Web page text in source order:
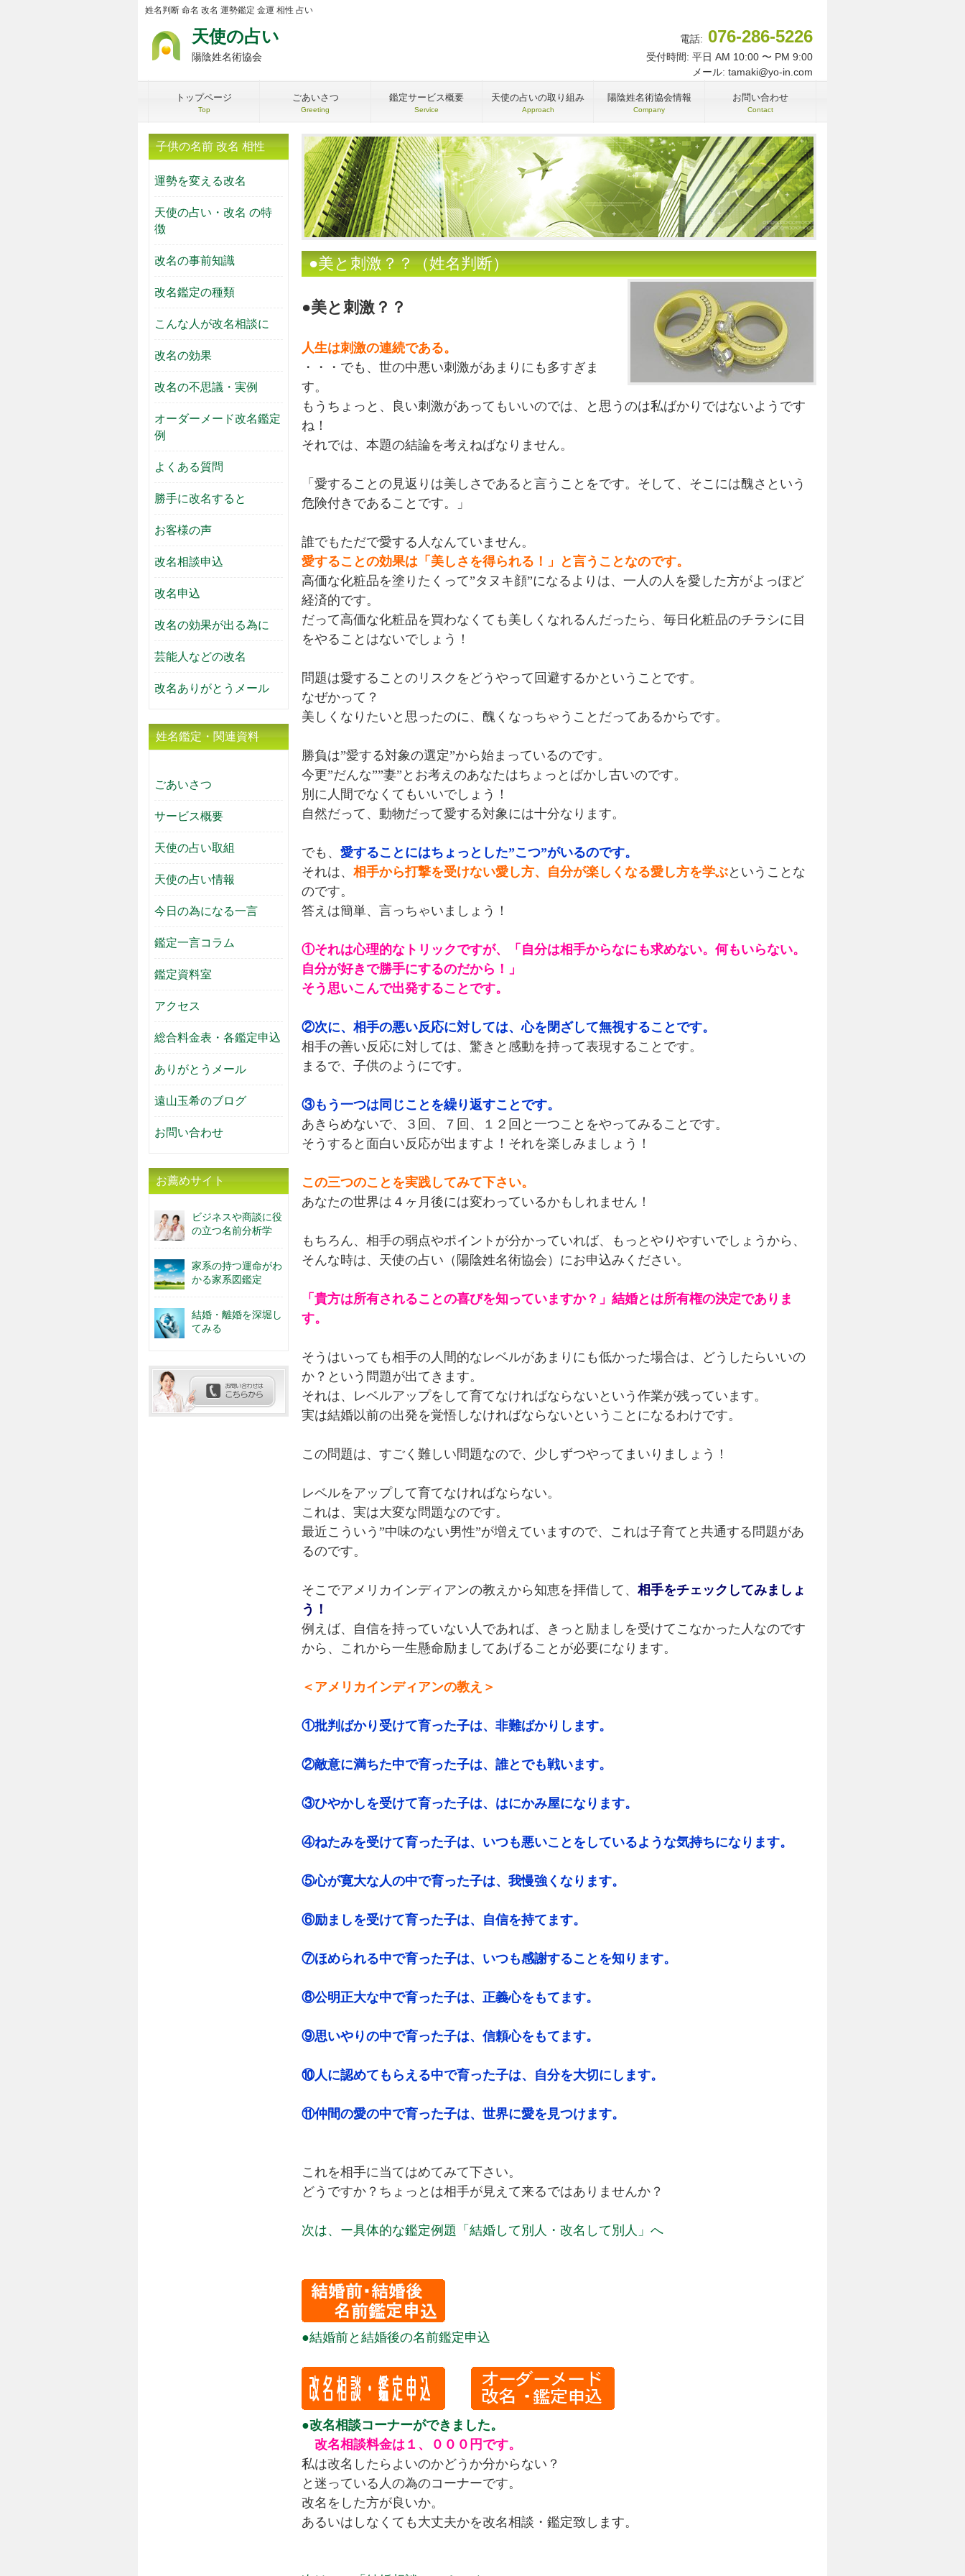
姓名判断 命名 改名 運勢鑑定 金運 相性 占い
天使の占い
陽陰姓名術協会
電話: 076-286-5226
受付時間: 平日 AM 10:00 〜 PM 9:00
メール: tamaki@yo-in.com
トップページ
Top
ごあいさつ
Greeting
鑑定サービス概要
Service
天使の占いの取り組み
Approach
陽陰姓名術協会情報
Company
お問い合わせ
Contact
●美と刺激？？（姓名判断）
●美と刺激？？
人生は刺激の連続である。
・・・でも、世の中悪い刺激があまりにも多すぎま
す。
もうちょっと、良い刺激があってもいいのでは、と思うのは私ばかりではないようです
ね！
それでは、本題の結論を考えねばなりません。
「愛することの見返りは美しさであると言うことをです。そして、そこには醜さという
危険付きであることです。」
誰でもただで愛する人なんていません。
愛することの効果は「美しさを得られる！」と言うことなのです。
高価な化粧品を塗りたくって”タヌキ顔”になるよりは、一人の人を愛した方がよっぽど
経済的です。
だって高価な化粧品を買わなくても美しくなれるんだったら、毎日化粧品のチラシに目
をやることはないでしょう！
問題は愛することのリスクをどうやって回避するかということです。
なぜかって？
美しくなりたいと思ったのに、醜くなっちゃうことだってあるからです。
勝負は”愛する対象の選定”から始まっているのです。
今更”だんな””妻”とお考えのあなたはちょっとばかし古いのです。
別に人間でなくてもいいでしょう！
自然だって、動物だって愛する対象には十分なります。
でも、 愛することにはちょっとした”こつ”がいるのです。
それは、 相手から打撃を受けない愛し方、自分が楽しくなる愛し方を学ぶということな
のです。
答えは簡単、言っちゃいましょう！
①それは心理的なトリックですが、「自分は相手からなにも求めない。何もいらない。
自分が好きで勝手にするのだから！」
そう思いこんで出発することです。
②次に、相手の悪い反応に対しては、心を閉ざして無視することです。
相手の善い反応に対しては、驚きと感動を持って表現することです。
まるで、子供のようにです。
③もう一つは同じことを繰り返すことです。
あきらめないで、３回、７回、１２回と一つことをやってみることです。
そうすると面白い反応が出ますよ！それを楽しみましょう！
この三つのことを実践してみて下さい。
あなたの世界は４ヶ月後には変わっているかもしれません！
もちろん、相手の弱点やポイントが分かっていれば、もっとやりやすいでしょうから、
そんな時は、天使の占い（陽陰姓名術協会）にお申込みください。
「貴方は所有されることの喜びを知っていますか？」結婚とは所有権の決定でありま
す。
そうはいっても相手の人間的なレベルがあまりにも低かった場合は、どうしたらいいの
か？という問題が出てきます。
それは、レベルアップをして育てなければならないという作業が残っています。
実は結婚以前の出発を覚悟しなければならないということになるわけです。
この問題は、すごく難しい問題なので、少しずつやってまいりましょう！
レベルをアップして育てなければならない。
これは、実は大変な問題なのです。
最近こういう”中味のない男性”が増えていますので、これは子育てと共通する問題があ
るのです。
そこでアメリカインディアンの教えから知恵を拝借して、 相手をチェックしてみましょ
う！
例えば、自信を持っていない人であれば、きっと励ましを受けてこなかった人なのです
から、これから一生懸命励ましてあげることが必要になります。
＜アメリカインディアンの教え＞
①批判ばかり受けて育った子は、非難ばかりします。
②敵意に満ちた中で育った子は、誰とでも戦います。
③ひやかしを受けて育った子は、はにかみ屋になります。
④ねたみを受けて育った子は、いつも悪いことをしているような気持ちになります。
⑤心が寛大な人の中で育った子は、我慢強くなります。
⑥励ましを受けて育った子は、自信を持てます。
⑦ほめられる中で育った子は、いつも感謝することを知ります。
⑧公明正大な中で育った子は、正義心をもてます。
⑨思いやりの中で育った子は、信頼心をもてます。
⑩人に認めてもらえる中で育った子は、自分を大切にします。
⑪仲間の愛の中で育った子は、世界に愛を見つけます。
これを相手に当てはめてみて下さい。
どうですか？ちょっとは相手が見えて来るではありませんか？
次は、ー具体的な鑑定例題「結婚して別人・改名して別人」へ
●結婚前と結婚後の名前鑑定申込
●改名相談コーナーができました。
改名相談料金は１、０００円です。
私は改名したらよいのかどうか分からない？
と迷っている人の為のコーナーです。
改名をした方が良いか。
あるいはしなくても大丈夫かを改名相談・鑑定致します。
子供の名前 改名 相性
運勢を変える改名
天使の占い・改名 の特
徴
改名の事前知識
改名鑑定の種類
こんな人が改名相談に
改名の効果
改名の不思議・実例
オーダーメード改名鑑定
例
よくある質問
勝手に改名すると
お客様の声
改名相談申込
改名申込
改名の効果が出る為に
芸能人などの改名
改名ありがとうメール
姓名鑑定・関連資料
ごあいさつ
サービス概要
天使の占い取組
天使の占い情報
今日の為になる一言
鑑定一言コラム
鑑定資料室
アクセス
総合料金表・各鑑定申込
ありがとうメール
遠山玉希のブログ
お問い合わせ
お薦めサイト
ビジネスや商談に役
の立つ名前分析学
家系の持つ運命がわ
かる家系図鑑定
結婚・離婚を深堀し
てみる